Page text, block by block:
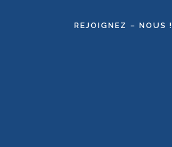
REJOIGNEZ – NOUS !